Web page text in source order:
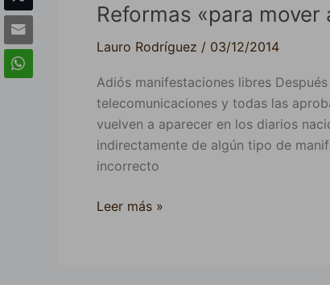
Reformas «para mover
Lauro Rodríguez / 03/12/2014
Adiós manifestaciones libres
telecomunicaciones y todas las
vuelven a aparecer en los diarios
indirectamente de algún tipo de
incorrecto
mover
México»
Leer más »